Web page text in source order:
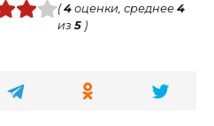
(4оценки, среднее 4
из 5)